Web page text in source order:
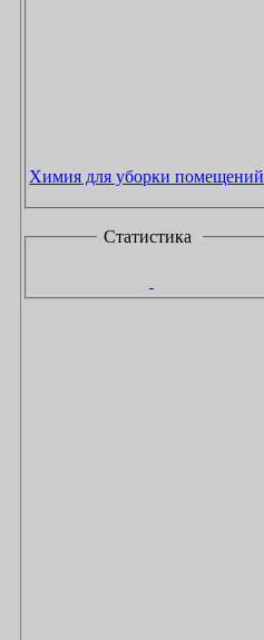
Химия для уборки помещений
Статистика